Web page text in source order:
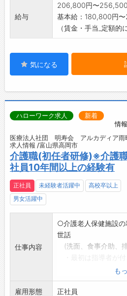
給与
206,800円〜
基本給：180,800円
（賃金・手当_定額
気になる
情
ハローワーク求人 新着
医療法人社団 明寿会 アルカディア雨
求人情報 /富山県高岡市
介護職(初任者研修)※介護
社員10年間以上の経験有
正社員 未経験者活躍中
高校卒以上
男女活躍中
仕事内容
○介護老人保健施設
世話
(洗面、食事介助、
くことができます。
・高齢者に楽しんで
を職員みんなで企画
も
雇用形態 正社員